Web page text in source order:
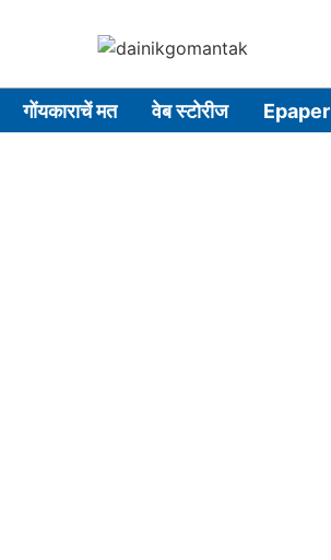
गोंयकाराचें मत वेब स्टोरीज Epaper